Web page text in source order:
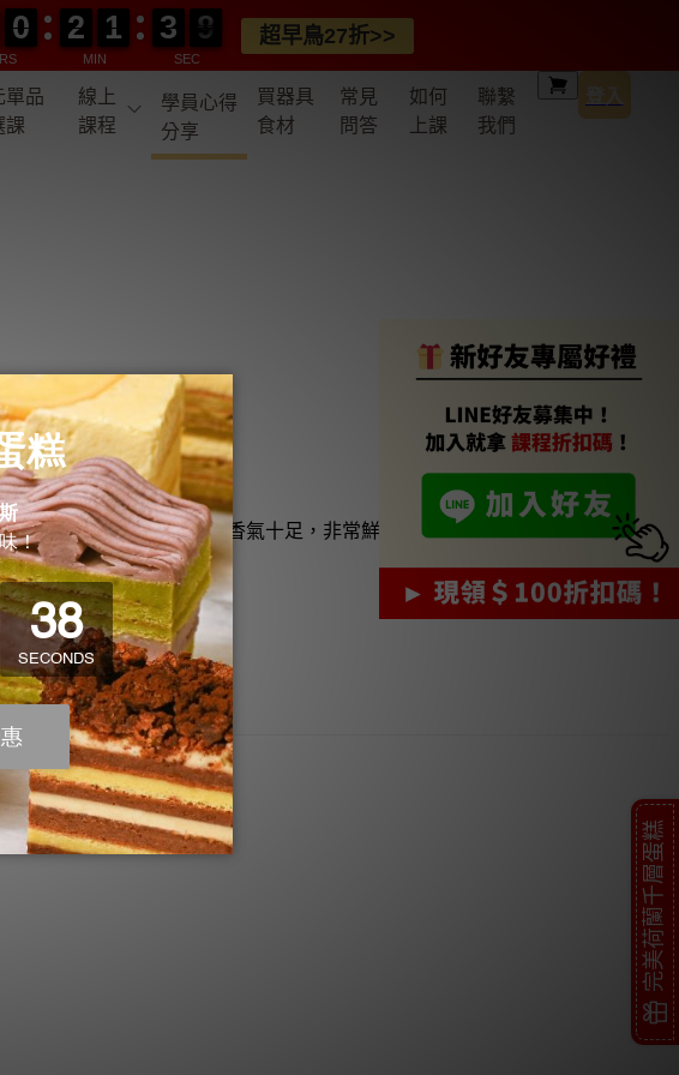
單品
課
線上
課程
學員心得
分享
買器具
食材
常見
問答
如何
上課
聯繫
我們
美味的臘味港式蘿蔔糕， 香氣十足，非常鮮甜，家人也都吃得很開心 😁
來吃 ☺️
0
0
0
0
MIN
2
2
2
2 1
1
1
1
SEC
3
3
3
3 0
0
8
8
8
8 超早鳥27折>>
完美荷蘭千層蛋糕